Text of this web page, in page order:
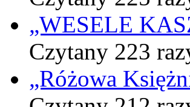
„WESELE
Czytany 223
„Różowa